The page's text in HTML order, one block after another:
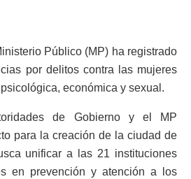
Público (MP) ha registrado
por delitos contra las mujeres
económica y sexual.
de Gobierno y el MP
para la creación de la ciudad de
unificar a las 21 instituciones
en prevención y atención a los